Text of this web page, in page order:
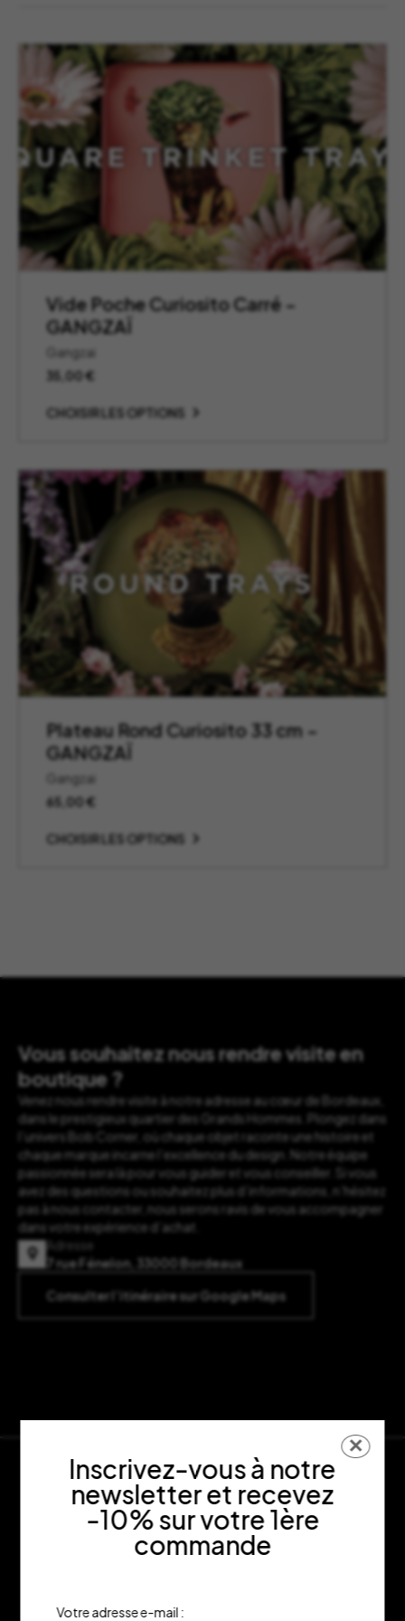
Vide Poche Curiosito Carré –
GANGZAÏ
Gangzai
35,00€
CHOISIR LES OPTIONS
Plateau Rond Curiosito 33 cm –
GANGZAÏ
Gangzai
65,00€
CHOISIR LES OPTIONS
Vous souhaitez nous rendre visite en
boutique ?
Venez nous rendre visite à notre adresse au cœur de Bordeaux,
dans le prestigieux quartier des Grands Hommes. Plongez dans
l’univers Bob Corner, où chaque objet raconte une histoire et
chaque marque incarne l’excellence du design. Notre équipe
passionnée sera là pour vous guider et vous conseiller. Si vous
avez des questions ou souhaitez plus d’informations, n’hésitez
pas à nous contacter, nous serons ravis de vous accompagner
dans votre expérience d’achat.
Adresse
7 rue Fénelon, 33000 Bordeaux
Consulter l’itinéraire sur Google Maps
Inscrivez-vous à notre
newsletter et recevez
-10% sur votre 1ère
commande
Votre adresse e-mail :
✕